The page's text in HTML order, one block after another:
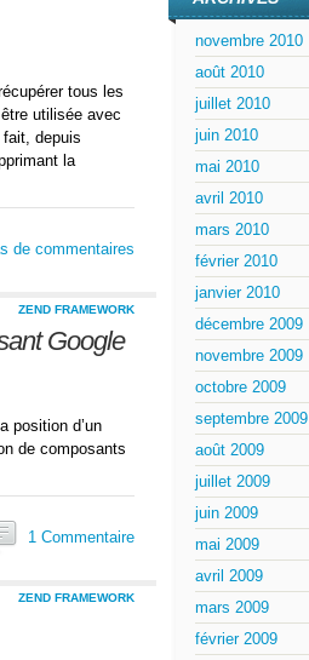
tous les
utilisée avec
depuis
la
de commentaires
ZEND FRAMEWORK
Google
position d’un
de composants
1 Commentaire
ZEND FRAMEWORK
novembre 2010
août 2010
juillet 2010
juin 2010
mai 2010
avril 2010
mars 2010
février 2010
janvier 2010
décembre 2009
novembre 2009
octobre 2009
septembre 2009
août 2009
juillet 2009
juin 2009
mai 2009
avril 2009
mars 2009
février 2009